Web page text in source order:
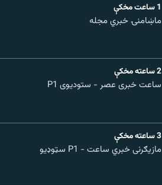
1 ساعت مخکې
ماښامنۍ خبري مجله
2 ساعته مخکې
ساعت خبری عصر - ستودیوی P1
3 ساعته مخکې
مازیګرنی خبري ساعت - P1 سټوډیو